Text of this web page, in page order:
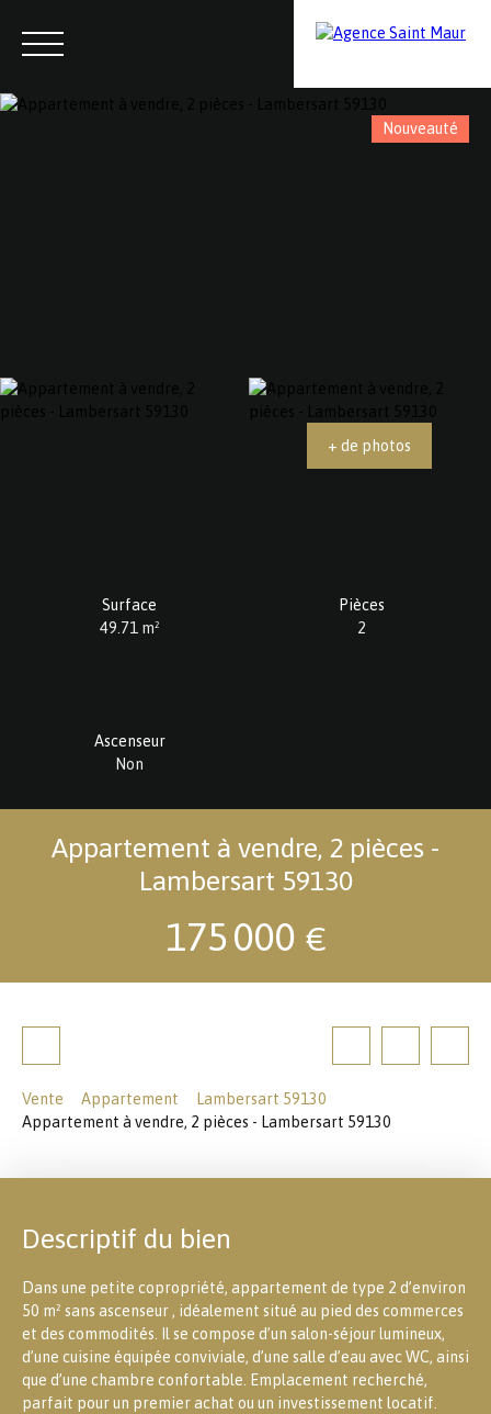
Nouveauté
+ de photos
Surface
49.71 m²
Pièces
2
Ascenseur
Non
Appartement à vendre, 2 pièces -
Lambersart 59130
175 000 €
Vente Appartement
Lambersart 59130
Appartement à vendre, 2 pièces - Lambersart 59130
Descriptif du bien
Dans une petite copropriété, appartement de type 2 d’environ
50 m² sans ascenseur , idéalement situé au pied des commerces
et des commodités. Il se compose d’un salon-séjour lumineux,
d’une cuisine équipée conviviale, d’une salle d’eau avec WC, ainsi
que d’une chambre confortable. Emplacement recherché,
parfait pour un premier achat ou un investissement locatif.